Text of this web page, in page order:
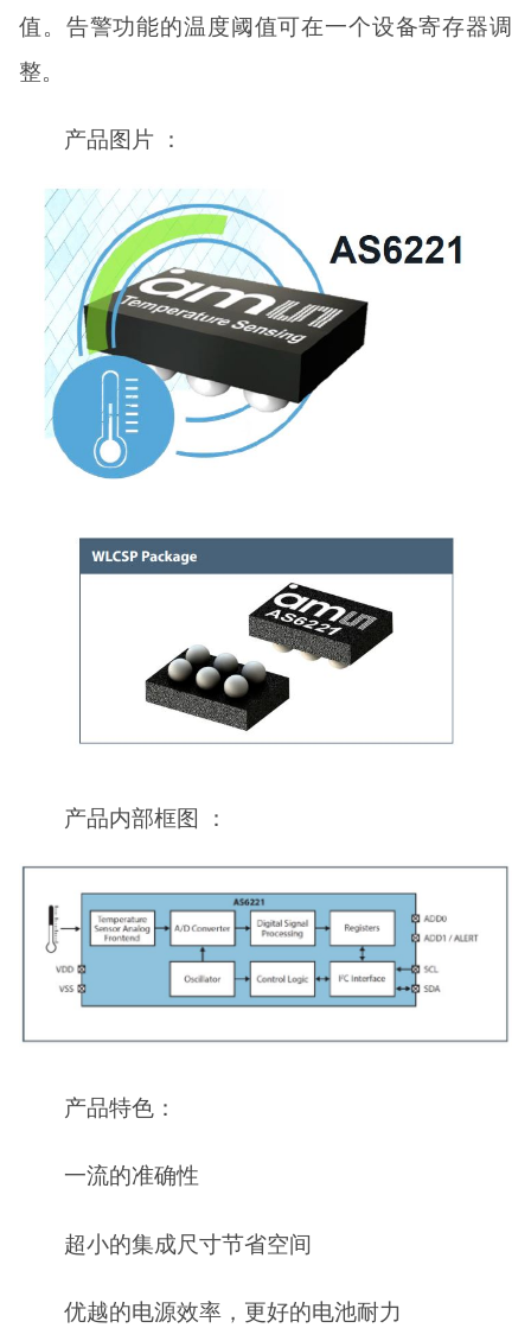
值。告警功能的温度阈值可在一个设备寄存器调
整。
产品图片 ：
产品内部框图 ：
产品特色：
一流的准确性
超小的集成尺寸节省空间
优越的电源效率，更好的电池耐力